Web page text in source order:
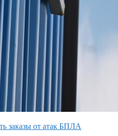
заказы от атак БПЛА